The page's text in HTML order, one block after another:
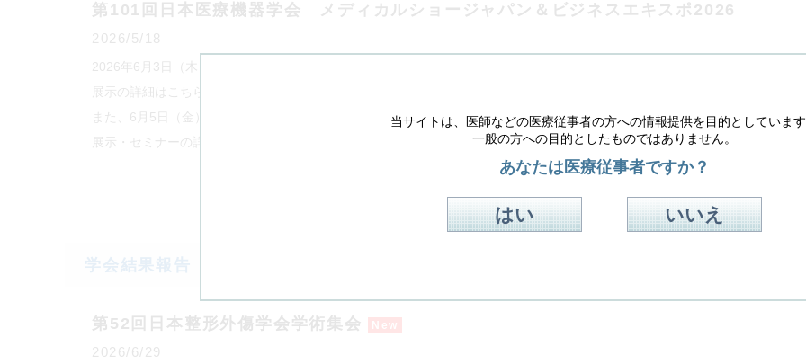
第101回日本医療機器学会 メディカルショージャパン＆ビジネスエキスポ2026
2026/5/18
2026年6月3日（木）～6日（土）幕張メッセ 国際展示場展示ホール７ ブースNo.49にて出展いたします。
展示の詳細はこちらをご覧ください。
また、6月5日（金）12：10～13：00のランチョンセミナー2に協賛いたします。
展示・セミナーの詳細はこちらをご覧ください。
もっと見る
学会結果報告
第52回日本整形外傷学会学術集会 New
2026/6/29
当サイトは、医師などの医療従事者の方への情報提供を目的としていま
一般の方への目的としたものではありません。
あなたは医療従事者ですか？
はい いいえ